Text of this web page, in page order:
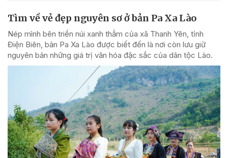
Tìm về vẻ đẹp nguyên sơ ở bản Pa Xa Lào
Nép mình bên triền núi xanh thẳm của xã Thanh Yên, tỉnh
Điện Biên, bản Pa Xa Lào được biết đến là nơi còn lưu giữ
nguyên bản những giá trị văn hóa đặc sắc của dân tộc Lào.